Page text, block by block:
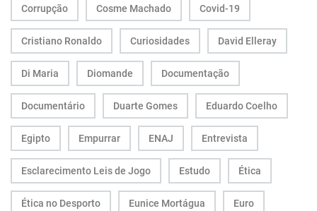
Corrupção Cosme Machado Covid-19
Cristiano Ronaldo Curiosidades David Elleray
Di Maria Diomande Documentação
Documentário Duarte Gomes Eduardo Coelho
Egipto Empurrar ENAJ Entrevista
Esclarecimento Leis de Jogo Estudo Ética
Ética no Desporto Eunice Mortágua Euro